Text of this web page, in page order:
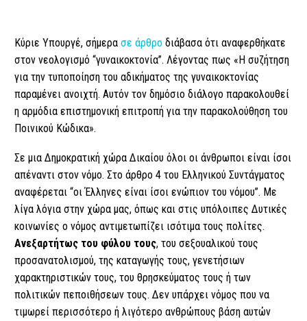
Κύριε Υπουργέ, σήμερα σε άρθρο διάβασα ότι αναφερθήκατε
στον νεολογισμό “γυναικοκτονία”. Λέγοντας πως «Η συζήτηση
για την τυποποίηση του αδικήματος της γυναικοκτονίας
παραμένει ανοιχτή. Αυτόν τον δημόσιο διάλογο παρακολουθεί
η αρμόδια επιστημονική επιτροπή για την παρακολούθηση του
Ποινικού Κώδικα».
Σε μια Δημοκρατική χώρα Δικαίου όλοι οι άνθρωποι είναι ίσοι
απέναντι στον νόμο. Στο άρθρο 4 του Ελληνικού Συντάγματος
αναφέρεται “οι Έλληνες είναι ίσοι ενώπιον του νόμου”. Με
λίγα λόγια στην χώρα μας, όπως και στις υπόλοιπες Δυτικές
κοινωνίες ο νόμος αντιμετωπίζει ισότιμα τους πολίτες.
Ανεξαρτήτως του φύλου τους, του σεξουαλικού τους
προσανατολισμού, της καταγωγής τους, γενετήσιων
χαρακτηριστικών τους, του θρησκεύματος τους ή των
πολιτικών πεποιθήσεων τους. Δεν υπάρχει νόμος που να
τιμωρεί περισσότερο ή λιγότερο ανθρώπους βάση αυτών